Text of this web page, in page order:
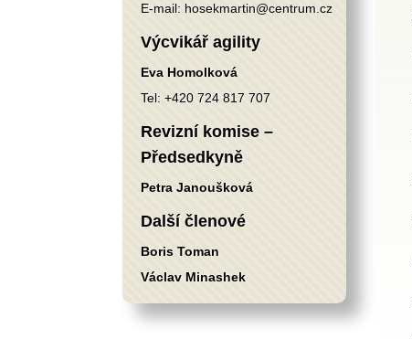
E-mail: hosekmartin@centrum.cz
Výcvikář agility
Eva Homolková
Tel:+420 724 817 707
Revizní komise –
Předsedkyně
Petra Janoušková
Další členové
Boris Toman
Václav Minashek